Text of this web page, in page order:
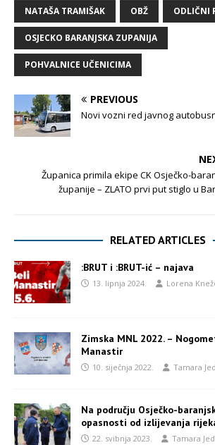
NATAŠA TRAMIŠAK OBŽ ODLIČNI
OSJECKO BARANJSKA ZUPANIJA
POHVALNICE UČENICIMA
PREVIOUS
Novi vozni red javnog
Županica primila ekipe CK Osječko-
županije – ZLATO prvi put stiglo u
RELATED ARTICLES
:BRUT i :BRUT-ić – najava
13. lipnja 2024. Lorena
Zimska MNL 2022. –
Manastir
10. siječnja 2022. Tamara
Na području Osječko-
opasnosti od izlijevanja
22. svibnja 2023. Tamara